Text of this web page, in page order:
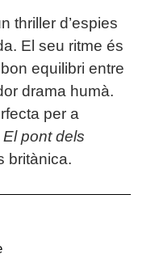
thriller d’espies
El seu ritme és
equilibri entre
drama humà.
per a
El pont dels
britànica.